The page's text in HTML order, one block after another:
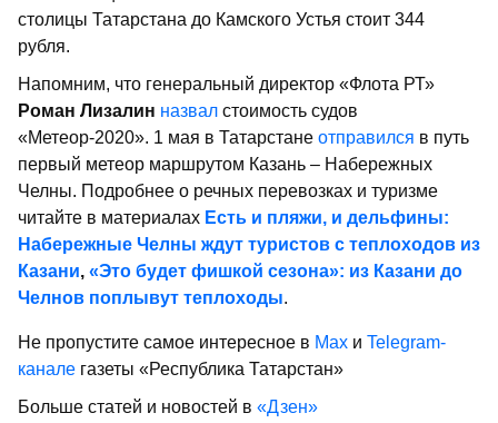
столицы Татарстана до Камского Устья стоит 344
рубля.
Напомним, что генеральный директор «Флота РТ»
Роман Лизалин назвал стоимость судов
«Метеор-2020». 1 мая в Татарстане отправился в путь
первый метеор маршрутом Казань – Набережных
Челны. Подробнее о речных перевозках и туризме
читайте в материалах Есть и пляжи, и дельфины:
Набережные Челны ждут туристов с теплоходов из
Казани, «Это будет фишкой сезона»: из Казани до
Челнов поплывут теплоходы.
Не пропустите самое интересное в Max и Telegram-
канале газеты «Республика Татарстан»
Больше статей и новостей в «Дзен»